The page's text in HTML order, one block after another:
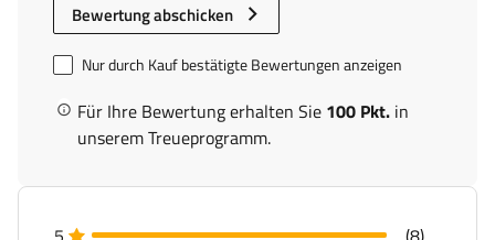
Bewertung abschicken
Für Ihre Bewertung erhalten Sie 100 Pkt. in
unserem Treueprogramm.
Nur durch Kauf bestätigte Bewertungen anzeigen